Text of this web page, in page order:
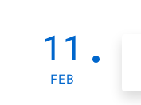
11
FEB